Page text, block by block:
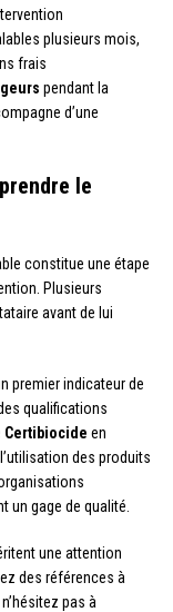
plusieurs mois,
frais
pendant la
d’une
le
constitue une étape
Plusieurs
avant de lui
premier indicateur de
qualifications
Certibiocide en
des produits
gage de qualité.
une attention
des références à
pas à